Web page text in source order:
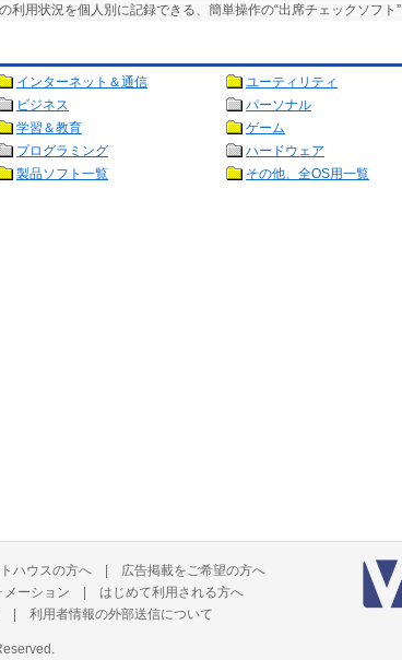
利用状況を個人別に記録できる、簡単操作の“出席チェックソフト”
インターネット＆通信
ユーティリティ
ビジネス
パーソナル
学習＆教育
ゲーム
プログラミング
ハードウェア
製品ソフト一覧 その他、全OS用一覧
ハウスの方へ | 広告掲載をご希望の方へ
メーション | はじめて利用される方へ
| 利用者情報の外部送信について